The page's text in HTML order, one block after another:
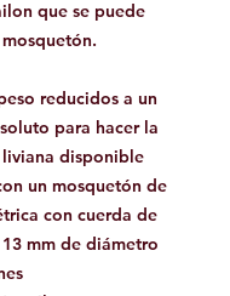
que se puede
reducidos a un
para hacer la
liviana disponible
un mosquetón de
con cuerda de
mm de diámetro